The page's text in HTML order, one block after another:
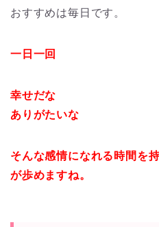
おすすめは毎日です。
一日一回
幸せだな
ありがたいな
そんな感情になれる時間を
が歩めますね。